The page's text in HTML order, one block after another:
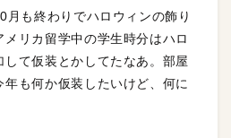
月も終わりでハロウィンの飾り
リカ留学中の学生時分はハロ
て仮装とかしてたなあ。部屋
年も何か仮装したいけど、何に